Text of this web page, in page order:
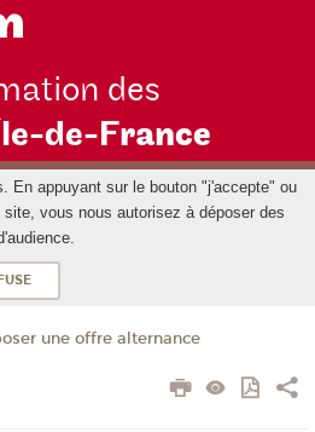
des
de-France
En appuyant sur le bouton "j'accepte" ou
vous nous autorisez à déposer des
une offre alternance